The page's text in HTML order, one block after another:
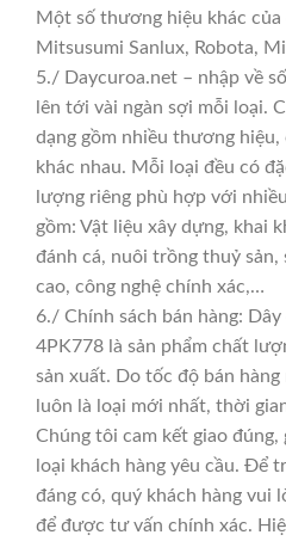
Một số thương hiệu khác của
Mitsusumi Sanlux, Robota,
5./ Daycuroa.net – nhập về
lên tới vài ngàn sợi mỗi loại.
dạng gồm nhiều thương
khác nhau. Mỗi loại đều có
lượng riêng phù hợp với
gồm: Vật liệu xây dựng, khai
đánh cá, nuôi trồng thuỷ sản,
cao, công nghệ chính xác,…
6./ Chính sách bán hàng:
4PK778 là sản phẩm chất
sản xuất. Do tốc độ bán
luôn là loại mới nhất, thời
Chúng tôi cam kết giao đúng,
loại khách hàng yêu cầu. Để
đáng có, quý khách hàng vui
để được tư vấn chính xác.